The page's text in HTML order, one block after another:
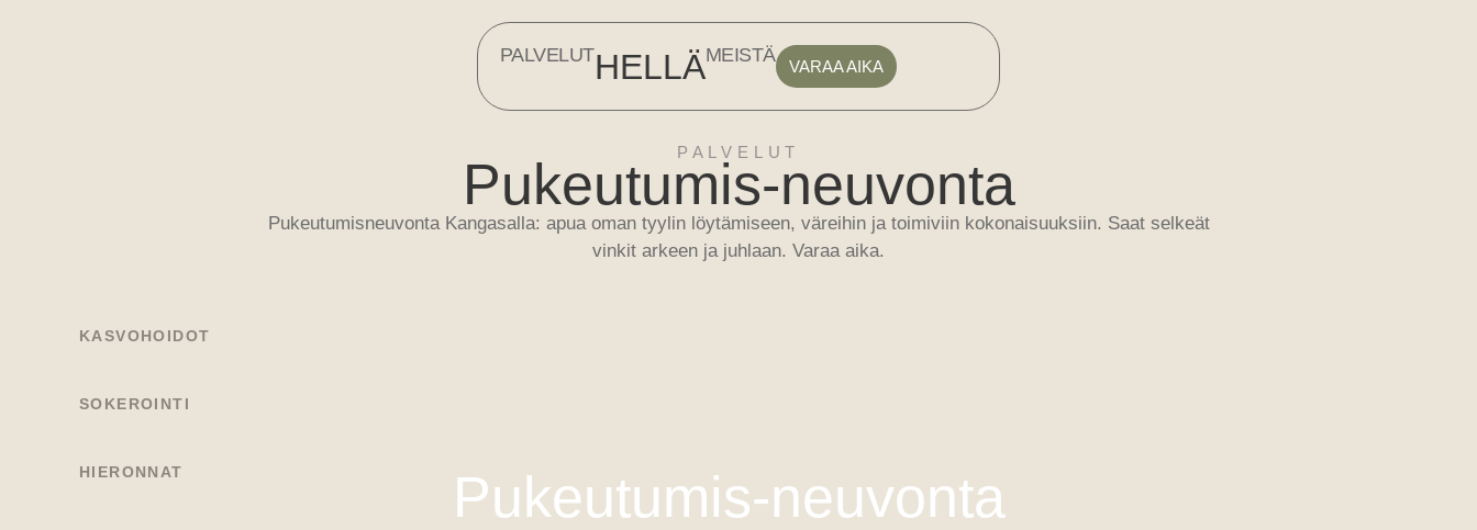
PALVELUTHELLÄMEISTÄ
VARAA AIKA
PALVELUT
Pukeutumis-neuvonta
Pukeutumisneuvonta Kangasalla: apua oman tyylin löytämiseen, väreihin ja toimiviin kokonaisuuksiin. Saat selkeät
vinkit arkeen ja juhlaan. Varaa aika.
KASVOHOIDOT
SOKEROINTI
HIERONNAT Pukeutumis-neuvonta